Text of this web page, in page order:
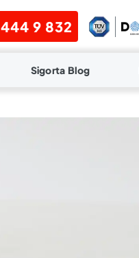
444 9 832
Sigorta Blog